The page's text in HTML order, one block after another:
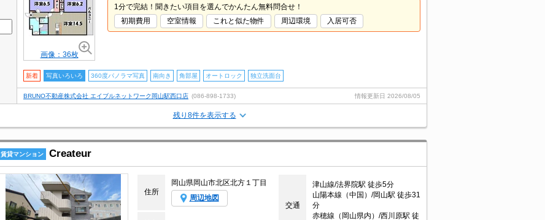
画像：36枚
1分で完結！聞きたい項目を選んでかんたん無料問合せ！
初期費用
空室情報 これと似た物件 周辺環境 入居可否
新着 写真いろいろ 360度パノラマ写真 南向き 角部屋 オートロック 独立洗面台
BRUNO不動産株式会社 エイブルネットワーク岡山駅西口店 (086-898-1733) 情報更新日 2026/08/05
残り8件を表示する
賃貸マンション Createur
住所
岡山県岡山市北区北方１丁目
周辺地図
交通
津山線/法界院駅 徒歩5分
山陽本線（中国）/岡山駅 徒歩31
分
赤穂線（岡山県内）/西川原駅 徒